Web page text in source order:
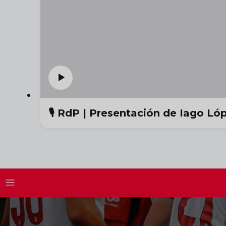
🎙️ RdP | Presentación de Iago